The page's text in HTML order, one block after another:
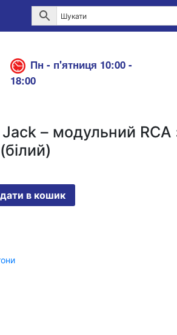
Пн - п'ятниця 10:00 -
18:00
– модульний
в кошик